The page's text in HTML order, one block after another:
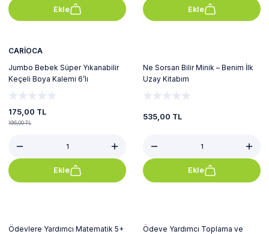
Ekle Ekle
CARİOCA
Jumbo Bebek Süper Yıkanabilir
Keçeli Boya Kalemi 6’lı
175,00 TL
195,00 TL
Ekle
Ne Sorsan Bilir Minik – Benim İlk
Uzay Kitabım
535,00 TL
Ekle
Ödevlere Yardımcı Matematik 5+
Ödeve Yardımcı Toplama ve